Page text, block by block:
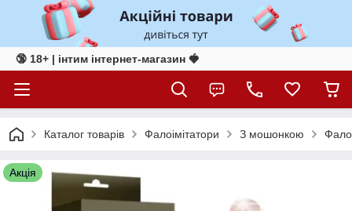
🔞 18+ | інтим інтернет-магазин 🍓
Каталог товарів Фалоімітатори З мошонкою
Акція